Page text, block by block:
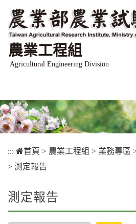
農業工程組
Agricultural Engineering Division
::: 首頁 > 農業工程組 > 業務專區
> 測定報告
測定報告